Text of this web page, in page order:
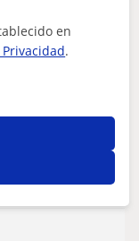
de
y ESO, de
en
.